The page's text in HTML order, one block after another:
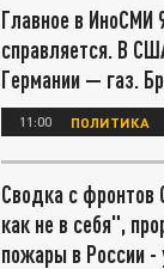
Главное в ИноСМИ
справляется. В
Германии — газ.
11:00 ПОЛИТИКА
Сводка с
как не в себя",
пожары в России